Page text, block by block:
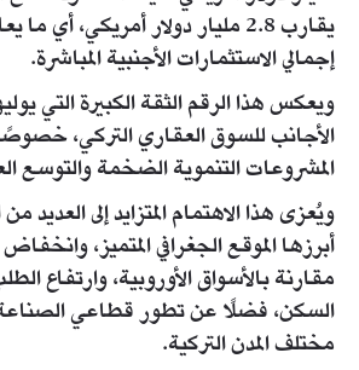
إجمالي الاستثمارات الأجنبية المباشرة.
ويعكس هذا الرقم الثقة الكبيرة التي
الأجانب للسوق العقاري التركي،
المشروعات التنموية الضخمة والتوسع
ويُعزى هذا الاهتمام المتزايد إلى العديد
أبرزها الموقع الجغرافي المتميز،
مقارنة بالأسواق الأوروبية، وارتفاع
السكن، فضلًا عن تطور قطاعي
مختلف المدن التركية.